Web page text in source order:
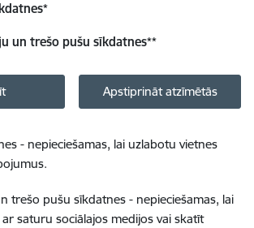
*
un trešo pušu sīkdatnes**
Apstiprināt atzīmētās
- nepieciešamas, lai uzlabotu vietnes
trešo pušu sīkdatnes - nepieciešamas, lai
saturu sociālajos medijos vai skatīt